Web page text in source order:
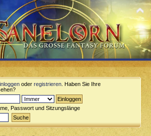
oder registrieren . Haben Sie Ihre
Passwort und Sitzungslänge